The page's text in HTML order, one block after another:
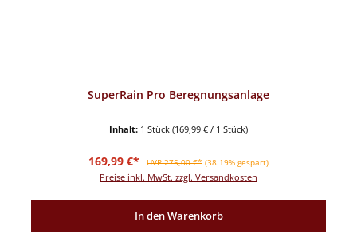
SuperRain Pro Beregnungsanlage
Inhalt: 1 Stück (169,99 € / 1 Stück)
Verkaufspreis:
169,99 €* Regulärer Preis:
UVP 275,00 €* (38.19% gespart)
Preise inkl. MwSt. zzgl. Versandkosten
In den Warenkorb